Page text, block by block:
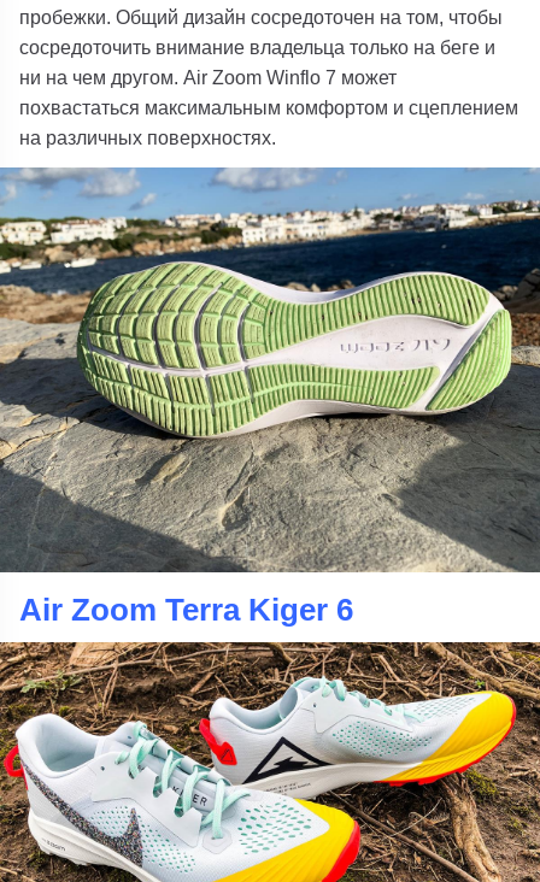
пробежки. Общий дизайн сосредоточен на том, чтобы
сосредоточить внимание владельца только на беге и
ни на чем другом. Air Zoom Winflo 7 может
похвастаться максимальным комфортом и сцеплением
на различных поверхностях.
Air Zoom Terra Kiger 6